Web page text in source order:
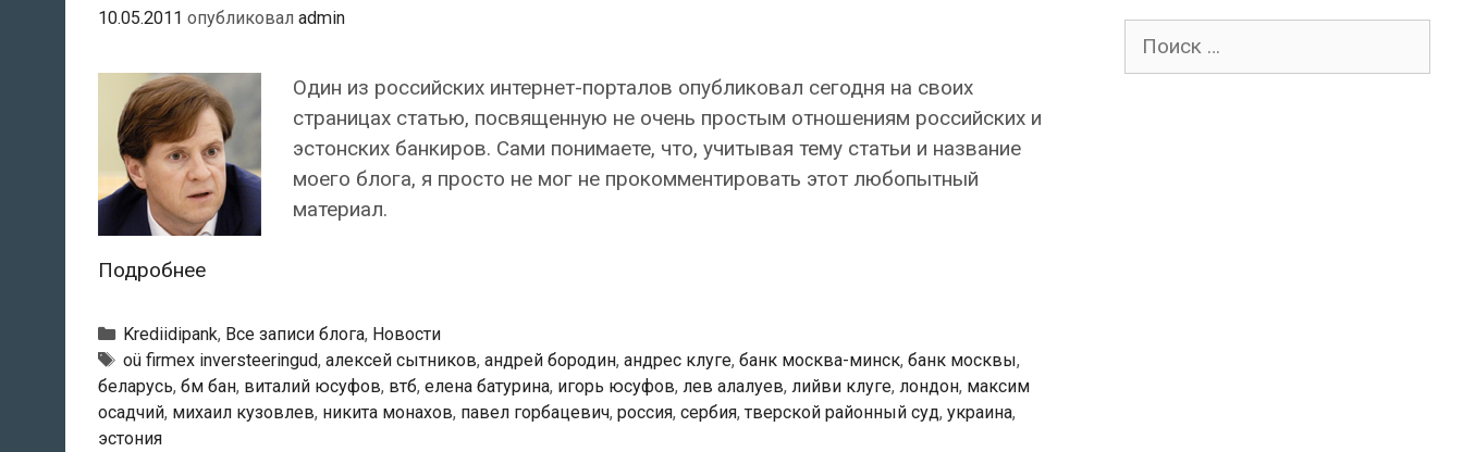
10.05.2011 опубликовал admin
Один из российских интернет-порталов опубликовал сегодня на своих
страницах статью, посвященную не очень простым отношениям российских и
эстонских банкиров. Сами понимаете, что, учитывая тему статьи и название
моего блога, я просто не мог не прокомментировать этот любопытный
материал.
ПодробнееБанк
подозревает
Бородина
в
выводе
Рубрики
Krediidipank, Все записи блога, Новости
Тэги
oü firmex inversteeringud, алексей сытников, андрей бородин, андрес клуге, банк москва-минск, банк москвы,
беларусь, бм бан, виталий юсуфов, втб, елена батурина, игорь юсуфов, лев алалуев, лийви клуге, лондон, максим
осадчий, михаил кузовлев, никита монахов, павел горбацевич, россия, сербия,тверской районный суд, украина,
эстония
Поиск